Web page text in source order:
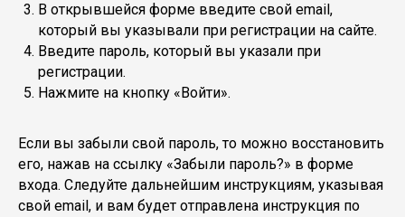
В открывшейся форме введите свой email,
который вы указывали при регистрации на сайте.
Введите пароль, который вы указали при
регистрации.
Нажмите на кнопку «Войти».
Если вы забыли свой пароль, то можно восстановить
его, нажав на ссылку «Забыли пароль?» в форме
входа. Следуйте дальнейшим инструкциям, указывая
свой email, и вам будет отправлена инструкция по